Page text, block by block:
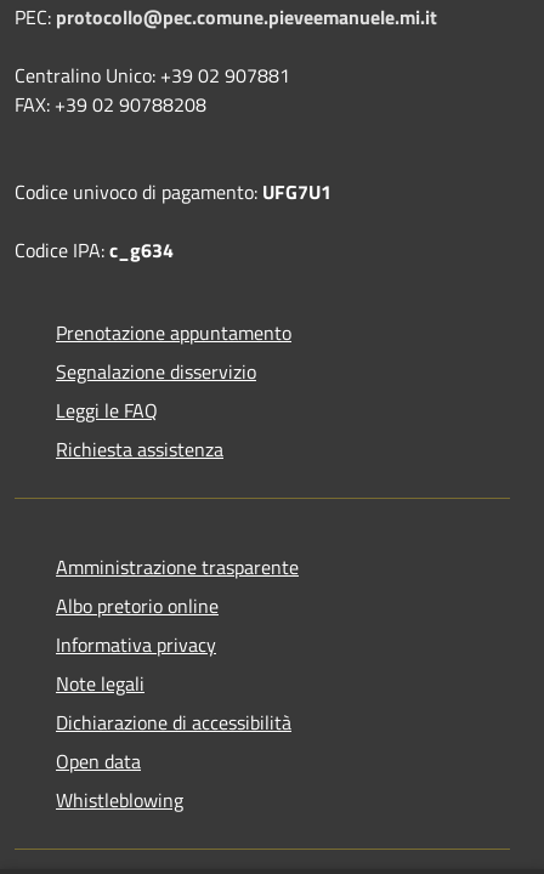
PEC: protocollo@pec.comune.pieveemanuele.mi.it
Centralino Unico: +39 02 907881
FAX: +39 02 90788208
Codice univoco di pagamento: UFG7U1
Codice IPA:c_g634
Prenotazione appuntamento
Segnalazione disservizio
Leggi le FAQ
Richiesta assistenza
Amministrazione trasparente
Albo pretorio online
Informativa privacy
Note legali
Dichiarazione di accessibilità
Open data
Whistleblowing